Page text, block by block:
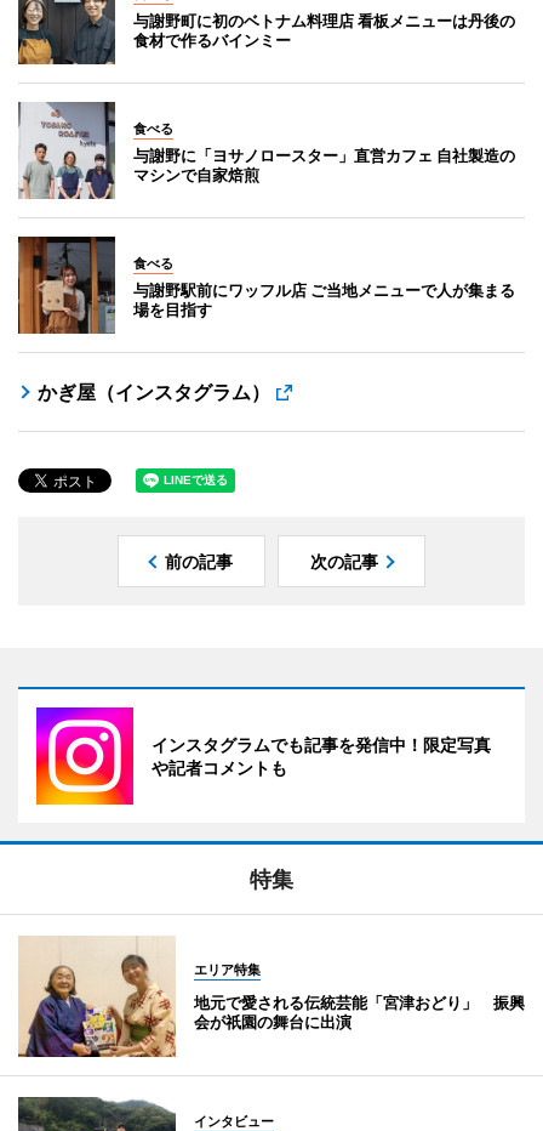
与謝野町に初のベトナム料理店 看板メニューは丹後の
食材で作るバインミー
食べる
与謝野に「ヨサノロースター」直営カフェ 自社製造の
マシンで自家焙煎
食べる
与謝野駅前にワッフル店 ご当地メニューで人が集まる
場を目指す
かぎ屋（インスタグラム）
前の記事 次の記事
インスタグラムでも記事を発信中！限定写真
や記者コメントも
特集
エリア特集
地元で愛される伝統芸能「宮津おどり」 振興
会が祇園の舞台に出演
インタビュー